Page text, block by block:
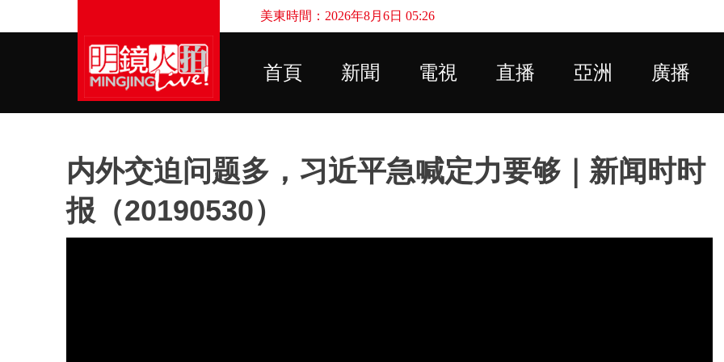
美東時間：2026年8月6日 05:26
首頁 新聞 電視 直播 亞洲 廣播
内外交迫问题多，习近平急喊定力要够｜新闻时时
报（20190530）